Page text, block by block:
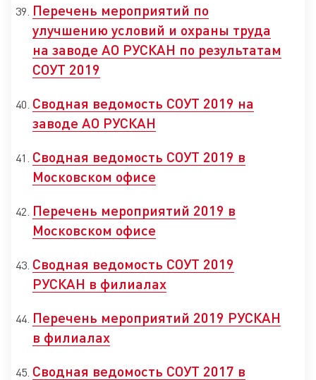
Перечень мероприятий по
улучшению условий и охраны труда
на заводе АО РУСКАН по результатам
СОУТ 2019
Сводная ведомость СОУТ 2019 на
заводе АО РУСКАН
Сводная ведомость СОУТ 2019 в
Московском офисе
Перечень мероприятий 2019 в
Московском офисе
Сводная ведомость СОУТ 2019
РУСКАН в филиалах
Перечень мероприятий 2019 РУСКАН
в филиалах
Сводная ведомость СОУТ 2017 в